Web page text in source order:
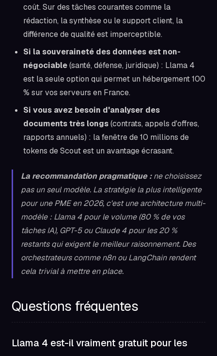
coût. Sur des tâches courantes comme la
rédaction, la synthèse ou le support client, la
différence de qualité est imperceptible.
Si la souveraineté des données est non-
négociable(santé, défense, juridique) : Llama 4
est la seule option qui permet un hébergement 100
% sur vos serveurs en France.
Si vous avez besoin d'analyser des
documents très longs(contrats, appels d'offres,
rapports annuels) : la fenêtre de 10 millions de
tokens de Scout est un avantage écrasant.
La recommandation pragmatique :ne choisissez
pas un seul modèle. La stratégie la plus intelligente
pour une PME en 2026, c'est une architecture multi-
modèle : Llama 4 pour le volume (80 % de vos
tâches IA), GPT-5 ou Claude 4 pour les 20 %
restants qui exigent le meilleur raisonnement. Des
orchestrateurs comme n8n ou LangChain rendent
cela trivial à mettre en place.
Questions fréquentes
Llama 4 est-il vraiment gratuit pour les